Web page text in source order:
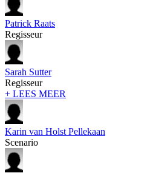
Patrick Raats
Regisseur
Sarah Sutter
Regisseur
+ LEES MEER
Karin van Holst Pellekaan
Scenario